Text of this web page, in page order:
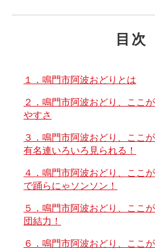
目次
１．鳴門市阿波おどりとは
２．鳴門市阿波おどり、ここ
やすさ
３．鳴門市阿波おどり、ここ
有名連いろいろ見られる！
４．鳴門市阿波おどり、ここ
で踊らにゃソンソン！
５．鳴門市阿波おどり、ここ
団結力！
６．鳴門市阿波おどり、ここ